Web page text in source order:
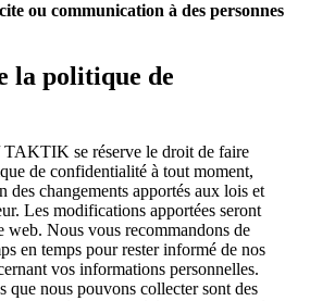
ou communication à des personnes
la politique de
se réserve le droit de faire
de confidentialité à tout moment,
des changements apportés aux lois et
Les modifications apportées seront
web. Nous vous recommandons de
en temps pour rester informé de nos
vos informations personnelles.
que nous pouvons collecter sont des